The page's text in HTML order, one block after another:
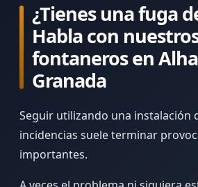
¿Tienes una fuga
Habla con
fontaneros en
Granada
Seguir utilizando una instalación
incidencias suele terminar
importantes.